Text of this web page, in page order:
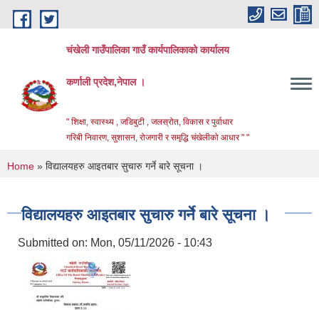
Skip to main content
चंखेली गाउँपालिका गाउँ कार्यपालिकाको कार्यालय
कर्णाली प्रदेश,नेपाल ।
" शिक्षा, स्वास्थ्य , जडिबुटी , जलस्रोत, विकास र पुर्वाधार
गरिबी निवारण, सुशासन, रोजगारी र समृद्धि चंखेलीको आधार " "
You are here
Home » विद्यालयहरु आइतबार सुचारु गर्ने बारे सूचना ।
विद्यालयहरु आइतबार सुचारु गर्ने बारे सूचना ।
Submitted on: Mon, 05/11/2026 - 10:43